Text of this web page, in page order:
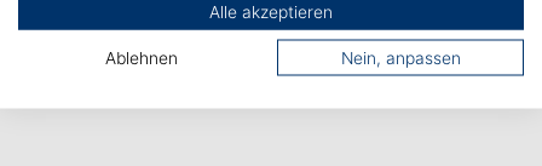
Alle akzeptieren
Ablehnen Nein, anpassen